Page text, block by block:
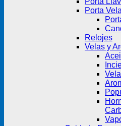
Porta
Relojes
Velas y